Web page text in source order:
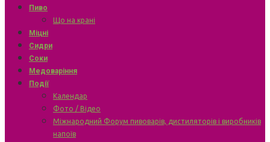
Пиво
Що на крані
Міцні
Сидри
Соки
Медоваріння
Події
Календар
Фото / Відео
Міжнародний Форум пивоварів, дистиляторів і виробників
напоїв